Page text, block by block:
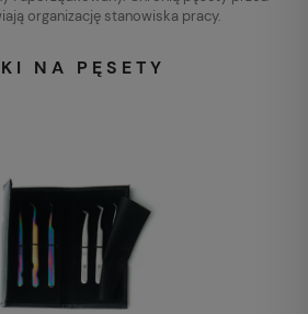
organizację stanowiska pracy.
NA PĘSETY